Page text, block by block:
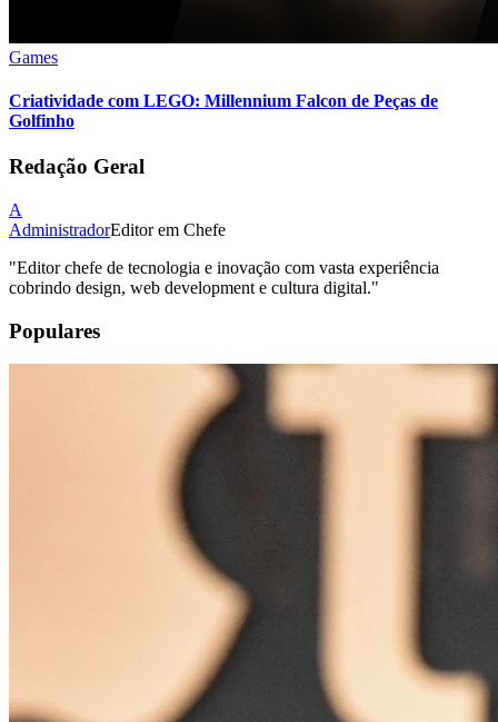
Games
Criatividade com LEGO: Millennium Falcon de Peças de
Golfinho
Redação Geral
A
AdministradorEditor em Chefe
"Editor chefe de tecnologia e inovação com vasta experiência
cobrindo design, web development e cultura digital."
Populares